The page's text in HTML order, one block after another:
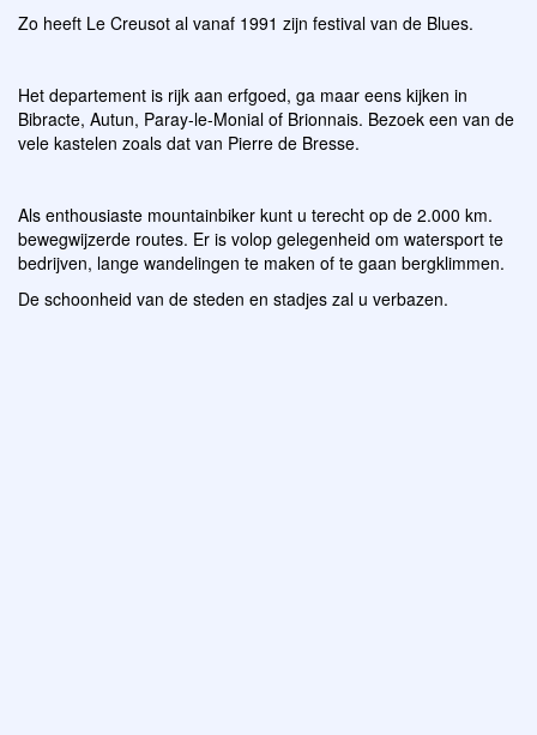
Zo heeft Le Creusot al vanaf 1991 zijn festival van de Blues.
Het departement is rijk aan erfgoed, ga maar eens kijken in
Bibracte, Autun, Paray-le-Monial of Brionnais. Bezoek een van de
vele kastelen zoals dat van Pierre de Bresse.
Als enthousiaste mountainbiker kunt u terecht op de 2.000 km.
bewegwijzerde routes. Er is volop gelegenheid om watersport te
bedrijven, lange wandelingen te maken of te gaan bergklimmen.
De schoonheid van de steden en stadjes zal u verbazen.